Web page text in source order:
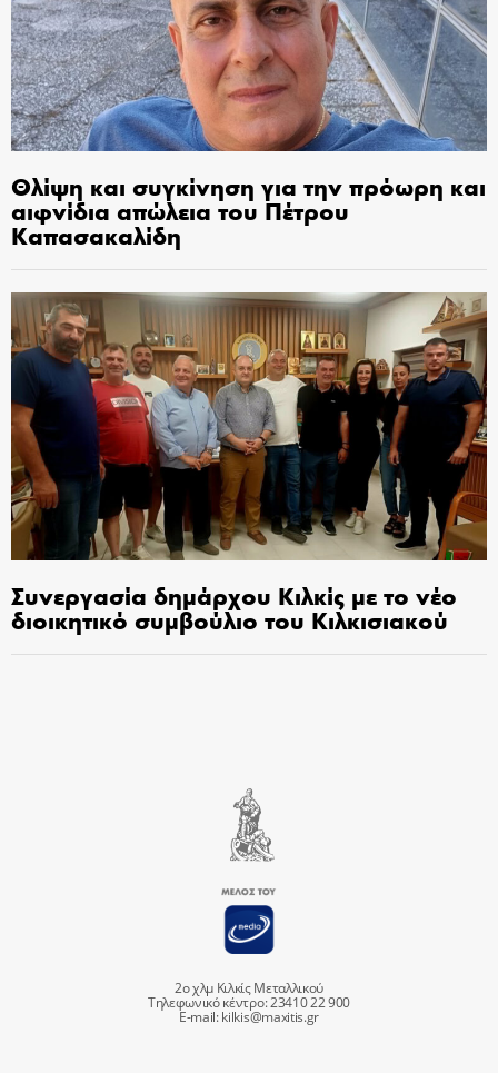
Θλίψη και συγκίνηση για την πρόωρη και
αιφνίδια απώλεια του Πέτρου
Καπασακαλίδη
Συνεργασία δημάρχου Κιλκίς με το νέο
διοικητικό συμβούλιο του Κιλκισιακού
2ο χλμ Κιλκίς Μεταλλικού
Τηλεφωνικό κέντρο: 23410 22 900
E-mail:kilkis@maxitis.gr